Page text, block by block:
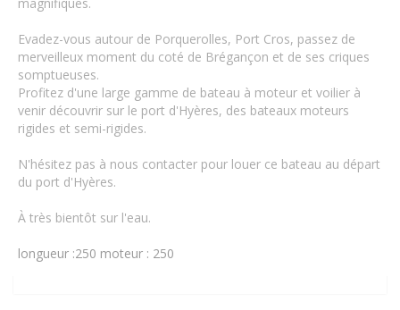
Evadez-vous autour de Porquerolles, Port Cros, passez de
merveilleux moment du coté de Brégançon et de ses criques
somptueuses.
Profitez d'une large gamme de bateau à moteur et voilier à
venir découvrir sur le port d'Hyères, des bateaux moteurs
rigides et semi-rigides.
N'hésitez pas à nous contacter pour louer ce bateau au départ
du port d'Hyères.
À très bientôt sur l'eau.
longueur :250 moteur : 250